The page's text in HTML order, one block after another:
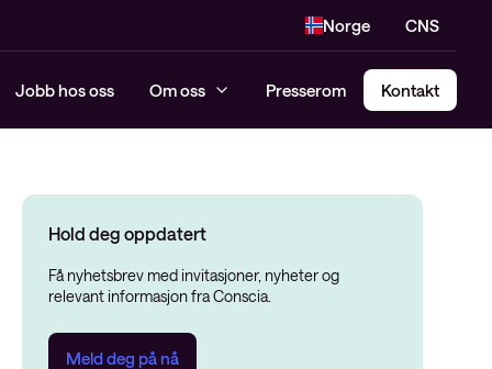
Norge CNS
Jobb hos oss Om oss Presserom Kontakt
Hold deg oppdatert
Få nyhetsbrev med invitasjoner, nyheter og
relevant informasjon fra Conscia.
Meld deg på nå